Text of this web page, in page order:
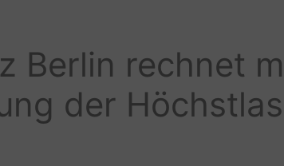
Berlin rechnet
der